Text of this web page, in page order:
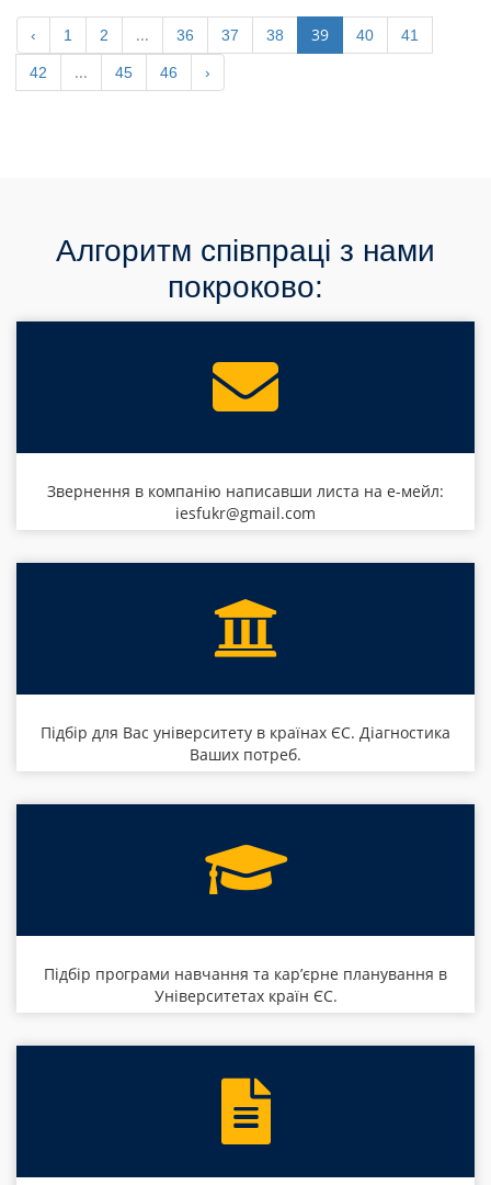
‹ 1 2 ... 36 37 38 39 40 41
42 ... 45 46 ›
Алгоритм співпраці з нами
покроково:
Звернення в компанію написавши листа на е-мейл:
iesfukr@gmail.com
Підбір для Вас університету в країнах ЄС. Діагностика
Ваших потреб.
Підбір програми навчання та кар’єрне планування в
Університетах країн ЄС.